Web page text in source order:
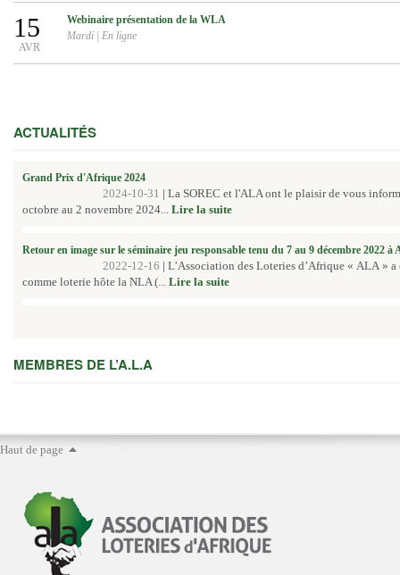
15
AVR
Webinaire présentation de la WLA
Mardi
En ligne
ACTUALITÉS
Grand Prix d'Afrique 2024
2024-10-31 | La SOREC et l'ALA ont le plaisir de vous
octobre au 2 novembre 2024... Lire la suite
Retour en image sur le séminaire jeu responsable tenu du 7 au 9 décembre 2022 à
2022-12-16 | L’Association des Loteries d’Afrique « ALA »
comme loterie hôte la NLA (... Lire la suite
MEMBRES DE L’A.L.A
Haut de page